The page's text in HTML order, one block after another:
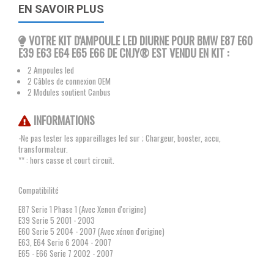
EN SAVOIR PLUS
VOTRE KIT D'AMPOULE LED DIURNE POUR BMW E87 E60
E39 E63 E64 E65 E66DE CNJY®EST VENDU EN KIT :
2 Ampoules led
2 Câbles de connexion OEM
2 Modules soutient Canbus
INFORMATIONS
-Ne pas tester les appareillages led sur ; Chargeur, booster, accu,
transformateur.
** : hors casse et court circuit.
Compatibilité
E87 Serie 1 Phase 1 (Avec Xenon d'origine)
E39 Serie 5 2001 - 2003
E60 Serie 5 2004 - 2007 (Avec xénon d'origine)
E63, E64 Serie 6 2004 - 2007
E65 - E66 Serie 7 2002 - 2007